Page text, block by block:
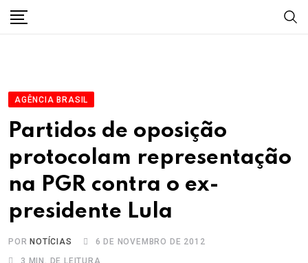
Skip
AGÊNCIA BRASIL
Partidos de oposição
protocolam representação
na PGR contra o ex-
presidente Lula
POR NOTÍCIAS
6 DE NOVEMBRO DE 2012
3 MIN. DE LEITURA